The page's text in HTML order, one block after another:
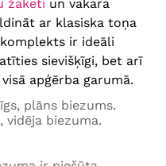
žaketi un vakara
ar klasiska toņa
ir ideāli
sievišķīgi, bet arī
apģērba garumā.
plāns biezums.
vidēja biezuma.